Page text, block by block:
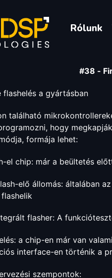
Rólunk
#38 -
flashelés a gyártásban
található
hogy
formája lehet:
el chip: már a beültetés
elő állomás: általában
flasher: A
a chip-en már van
interface-en történik a
szempontok: